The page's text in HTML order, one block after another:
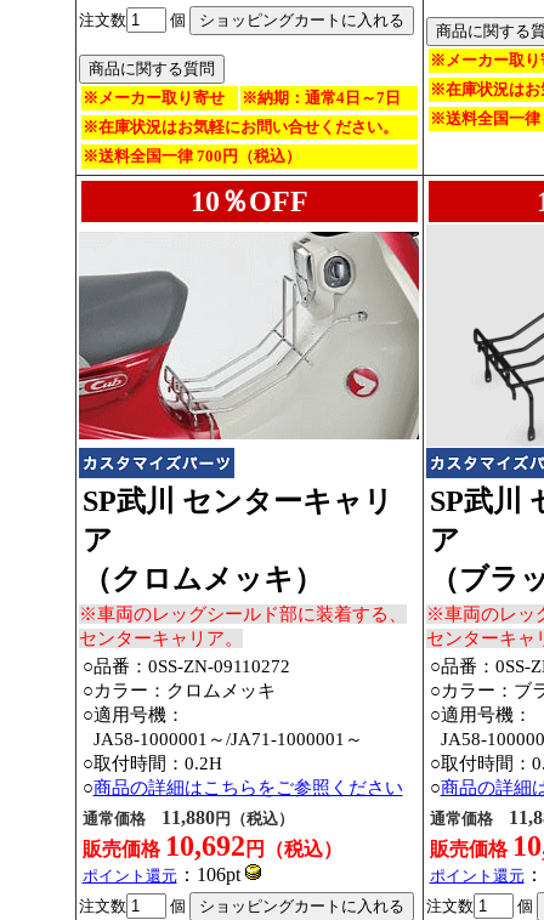
注文数 個
※メーカー取り寄せ
※納期：通常4日～7日
※在庫状況はお気軽にお問い合せください。
※送料全国一律 700円（税込）
※メーカー取り
※在庫状況はお
※送料全国一律
10％OFF
SP武川 センターキャリ
ア
（クロムメッキ）
※車両のレッグシールド部に装着する、
センターキャリア。
○品番：0SS-ZN-09110272
○カラー：クロムメッキ
○適用号機：
JA58-1000001～/JA71-1000001～
○取付時間：0.2H
○商品の詳細はこちらをご参照ください
通常価格 11,880円（税込）
販売価格 10,692 円（税込）
ポイント還元：106pt
注文数 個
SP武川
ア
（ブラ
※車両のレッ
センターキャ
○品番：0SS-
○カラー：ブ
○適用号機：
JA58-
○取付時間：
○商品の詳細
通常価格
販売価格
ポイント還元
注文数 個